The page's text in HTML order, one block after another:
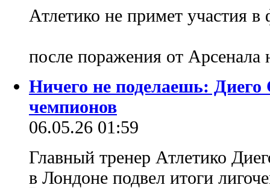
Атлетико не примет участия
после поражения от
Ничего не поделаешь:
чемпионов
06.05.26 01:59
Главный тренер Атлетико
в Лондоне подвел итоги